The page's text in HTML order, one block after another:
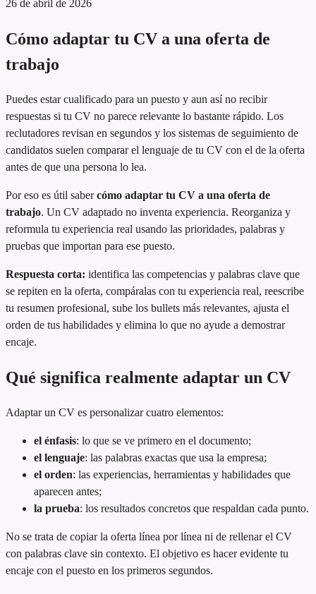
26 de abril de 2026
Cómo adaptar tu CV a una oferta de
trabajo
Puedes estar cualificado para un puesto y aun así no recibir
respuestas si tu CV no parece relevante lo bastante rápido. Los
reclutadores revisan en segundos y los sistemas de seguimiento de
candidatos suelen comparar el lenguaje de tu CV con el de la oferta
antes de que una persona lo lea.
Por eso es útil sabercómo adaptar tu CV a una oferta de
trabajo. Un CV adaptado no inventa experiencia. Reorganiza y
reformula tu experiencia real usando las prioridades, palabras y
pruebas que importan para ese puesto.
Respuesta corta: identifica las competencias y palabras clave que
se repiten en la oferta, compáralas con tu experiencia real, reescribe
tu resumen profesional, sube los bullets más relevantes, ajusta el
orden de tus habilidades y elimina lo que no ayude a demostrar
encaje.
Qué significa realmente adaptar un CV
Adaptar un CV es personalizar cuatro elementos:
el énfasis: lo que se ve primero en el documento;
el lenguaje: las palabras exactas que usa la empresa;
el orden: las experiencias, herramientas y habilidades que
aparecen antes;
la prueba: los resultados concretos que respaldan cada punto.
No se trata de copiar la oferta línea por línea ni de rellenar el CV
con palabras clave sin contexto. El objetivo es hacer evidente tu
encaje con el puesto en los primeros segundos.